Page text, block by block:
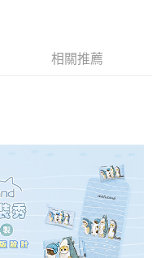
相關推薦